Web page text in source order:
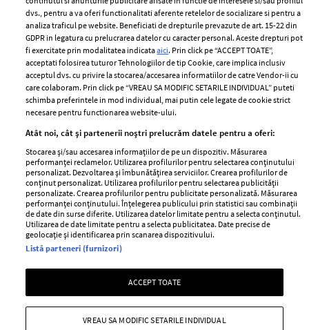
Despre ELLE
Romania
Contact
Abonamente
Politica de
confidențialitate
Politica de cookies
Publicitate
GSP
Unica
Baby
Retete
femei
Viva
Avantaje
Retete practice
Pariază responsabil! Decizia ONJN nr. 821/25.09.2025.
Jocurile de noroc sunt interzise minorilor.
Copyright © 2026 Ringier Romania SRL
dvs., pentru a va oferi functionalitati aferente retelelor de socializare si pentru a
analiza traficul pe website. Beneficiati de drepturile prevazute de art. 15-22 din
GDPR in legatura cu prelucrarea datelor cu caracter personal. Aceste drepturi pot
fi exercitate prin modalitatea indicataaici. Prin click pe “ACCEPT TOATE”,
acceptati folosirea tuturor Tehnologiilor de tip Cookie, care implica inclusiv
acceptul dvs. cu privire la stocarea/accesarea informatiilor de catre Vendor-ii cu
care colaboram. Prin click pe “VREAU SA MODIFIC SETARILE INDIVIDUAL” puteti
schimba preferintele in mod individual, mai putin cele legate de cookie strict
necesare pentru functionarea website-ului.
Atât noi, cât și partenerii noștri prelucrăm datele pentru a oferi:
Stocarea și/sau accesarea informațiilor de pe un dispozitiv. Măsurarea
performanței reclamelor. Utilizarea profilurilor pentru selectarea conținutului
personalizat. Dezvoltarea și îmbunătățirea serviciilor. Crearea profilurilor de
conținut personalizat. Utilizarea profilurilor pentru selectarea publicității
personalizate. Crearea profilurilor pentru publicitate personalizată. Măsurarea
performanței conținutului. Înțelegerea publicului prin statistici sau combinații
de date din surse diferite. Utilizarea datelor limitate pentru a selecta conținutul.
Utilizarea de date limitate pentru a selecta publicitatea. Date precise de
geolocație și identificarea prin scanarea dispozitivului.
Listă parteneri (furnizori)
ACCEPT TOATE
VREAU SA MODIFIC SETARILE INDIVIDUAL